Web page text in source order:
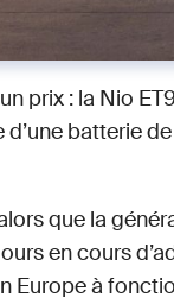
prix : la Nio
batterie
que la
en cours
Europe à